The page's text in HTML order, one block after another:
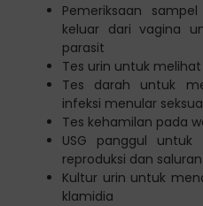
Pemeriksaan
keluar dari vagina
parasit
Tes urin untuk
Tes darah untuk
infeksi menular
Tes kehamilan pada
USG panggul untuk
reproduksi dan
Kultur urin untuk
klamidia